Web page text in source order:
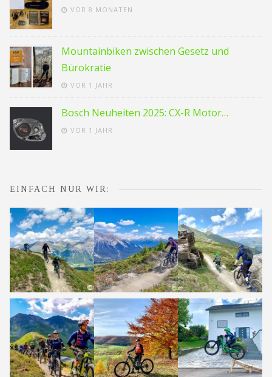
VOR 8 MONATEN
Mountainbiken zwischen Gesetz und
Bürokratie
VOR 1 JAHR
Bosch Neuheiten 2025: CX-R Motor…
VOR 1 JAHR
EINFACH NUR WIR: